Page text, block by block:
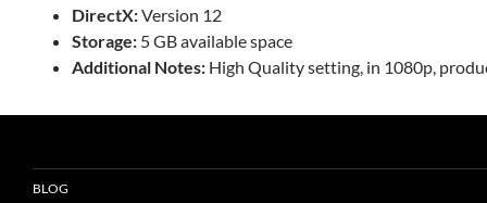
DirectX:Version 12
Storage: 5 GB available space
Additional Notes: High Quality setting, in 1080p,
BLOG